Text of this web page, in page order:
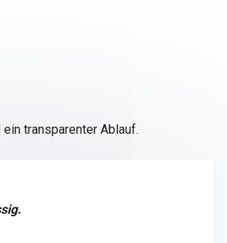
transparenter Ablauf.